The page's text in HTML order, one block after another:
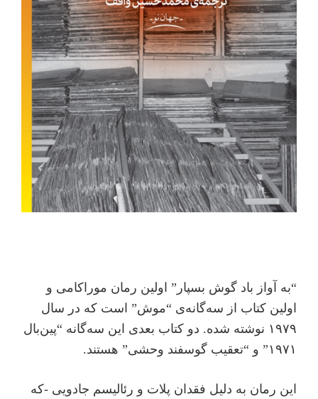
“به آواز باد گوش بسپار” اولین رمان موراکامی و
اولین کتاب از سه‌گانه‌ی “موش” است که در سال
۱۹۷۹ نوشته شده. دو کتاب بعدی این سه‌‌گانه “پین‌بال
۱۹۷۱” و “تعقیب گوسفند وحشی” هستند.
این رمان به دلیل فقدان پلات و رئالیسم جادویی -که